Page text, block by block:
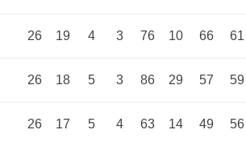
26 19 4 3 76 10 66 61
26 18 5 3 86 29 57 59
26 17 5 4 63 14 49 56